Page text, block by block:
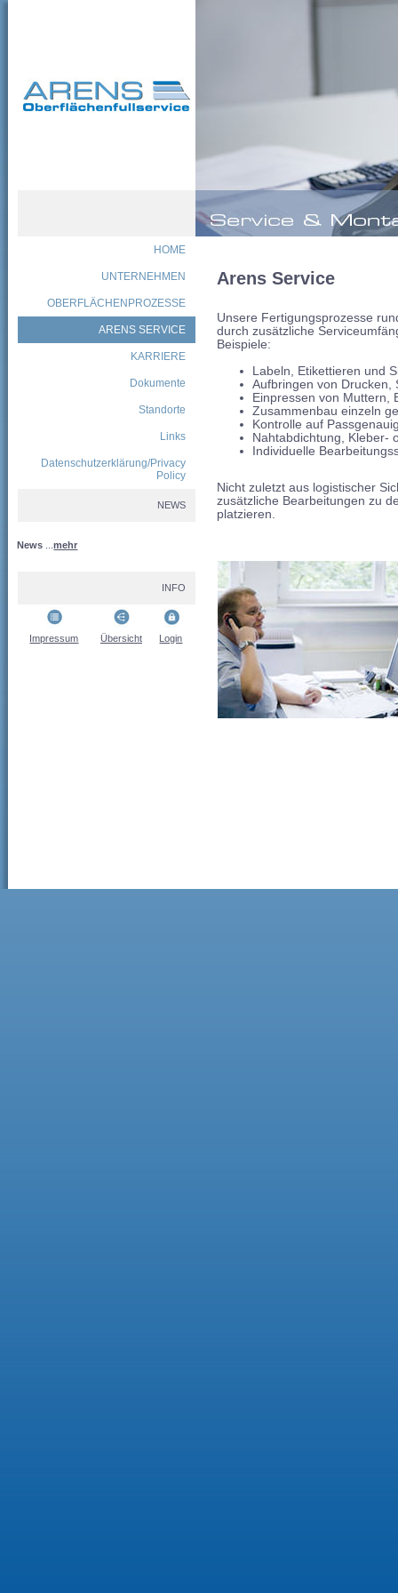
HOME
UNTERNEHMEN
OBERFLÄCHENPROZESSE
ARENS SERVICE
KARRIERE
Dokumente
Standorte
Links
Datenschutzerklärung/Privacy
Policy
NEWS
News ...mehr
INFO
Impressum Übersicht Login
Arens Service
Unsere Fertigungsprozesse
durch zusätzliche
Beispiele:
Labeln, Etikettieren und
Aufbringen von Drucken,
Einpressen von Muttern,
Zusammenbau einzeln
Kontrolle auf
Nahtabdichtung, Kleber-
Individuelle
Nicht zuletzt aus logistischer
zusätzliche Bearbeitungen zu
platzieren.